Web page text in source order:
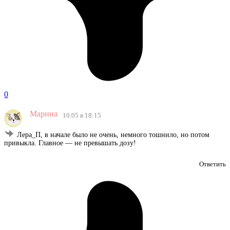
0
Марина 10.05 в 18:15
Лера_П, в начале было не очень, немного тошнило, но потом
привыкла. Главное — не превышать дозу!
Ответить